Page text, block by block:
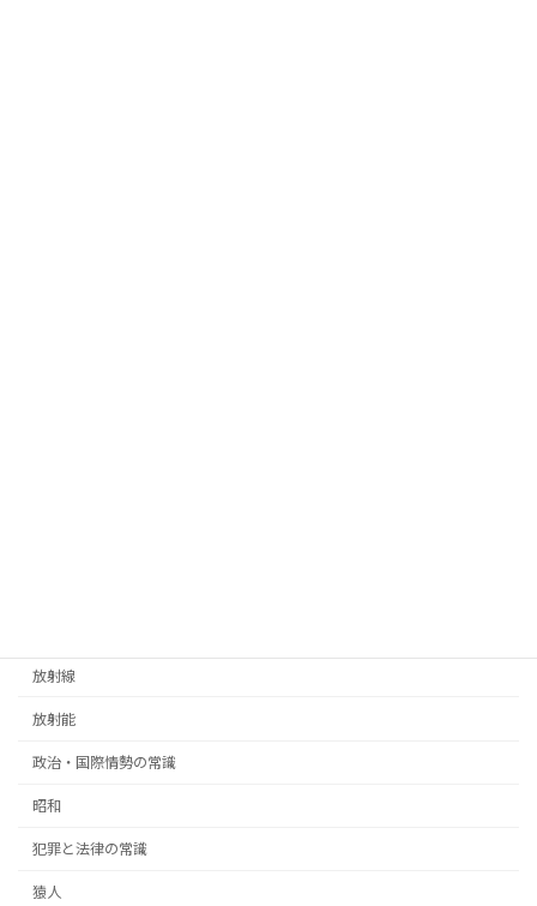
放射線
放射能
政治・国際情勢の常識
昭和
犯罪と法律の常識
猿人